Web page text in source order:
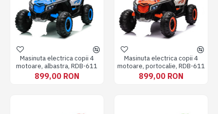
Masinuta electrica copii 4
motoare, albastra, RDB-611
899,00 RON
Masinuta electrica copii 4
motoare, portocalie, RDB-611
899,00 RON